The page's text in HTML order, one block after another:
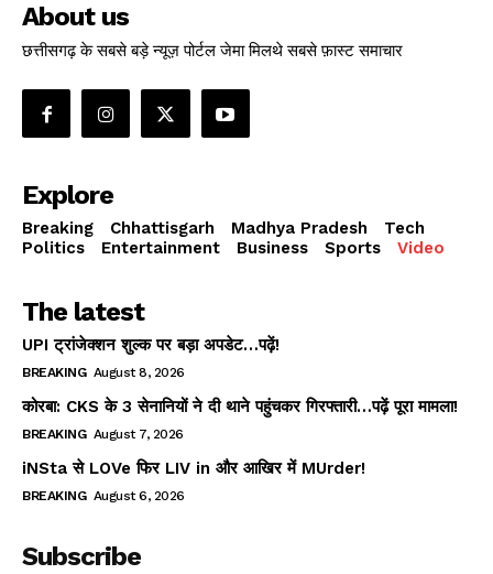
About us
छत्तीसगढ़ के सबसे बड़े न्यूज़ पोर्टल जेमा मिलथे सबसे फ़ास्ट समाचार
Explore
Breaking Chhattisgarh Madhya Pradesh
Tech
Politics
Entertainment Business Sports Video
The latest
UPI ट्रांजेक्शन शुल्क पर बड़ा अपडेट…पढ़ें!
BREAKING August 8, 2026
कोरबा: CKS के 3 सेनानियों ने दी थाने पहुंचकर गिरफ्तारी…पढ़ें पूरा मामला!
BREAKING August 7, 2026
iNSta से LOVe फिर LIV in और आखिर में MUrder!
BREAKING August 6, 2026
Subscribe